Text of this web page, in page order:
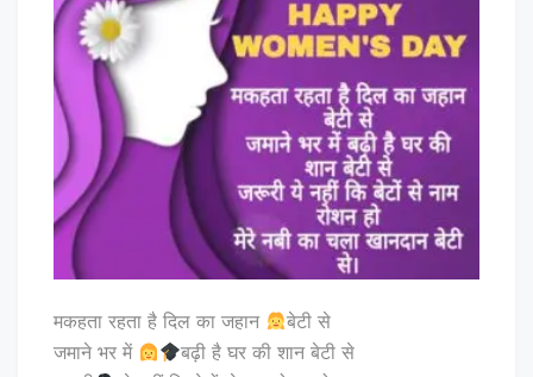
मकहता रहता है दिल का जहान
बेटी से
जमाने भर में
बढ़ी है घर की शान बेटी से